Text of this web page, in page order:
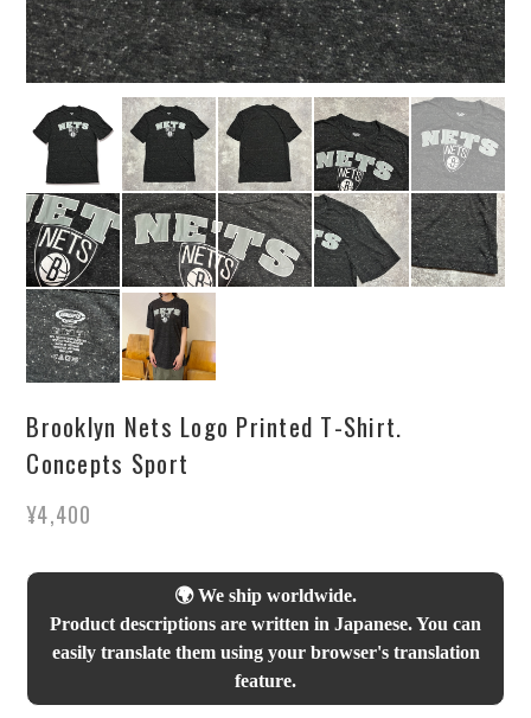
Brooklyn Nets Logo Printed T-Shirt.
Concepts Sport
¥4,400
🌍 We ship worldwide.
Product descriptions are written in Japanese. You can
easily translate them using your browser's translation
feature.